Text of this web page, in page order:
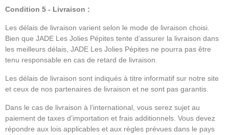
Condition 5 - Livraison :
Les délais de livraison varient selon le mode de livraison choisi.
Bien que JADE Les Jolies Pépites tente d’assurer la livraison dans
les meilleurs délais, JADE Les Jolies Pépites ne pourra pas être
tenu responsable en cas de retard de livraison.
Les délais de livraison sont indiqués à titre informatif sur notre site
et ceux de nos partenaires de livraison et ne sont pas garantis.
Dans le cas de livraison à l’international, vous serez sujet au
paiement de taxes d’importation et frais additionnels. Vous devez
répondre aux lois applicables et aux règles prévues dans le pays